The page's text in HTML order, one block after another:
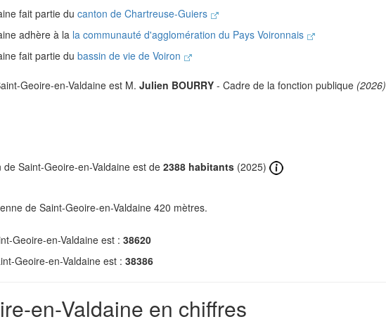
fait partie du canton de Chartreuse-Guiers
adhère à la la communauté d'agglomération du Pays Voironnais
fait partie du bassin de vie de Voiron
Geoire-en-Valdaine est M. Julien BOURRY - Cadre de la fonction publique (2026)
de Saint-Geoire-en-Valdaine est de 2388 habitants (2025)
de Saint-Geoire-en-Valdaine 420 mètres.
Geoire-en-Valdaine est : 38620
Geoire-en-Valdaine est : 38386
en-Valdaine en chiffres